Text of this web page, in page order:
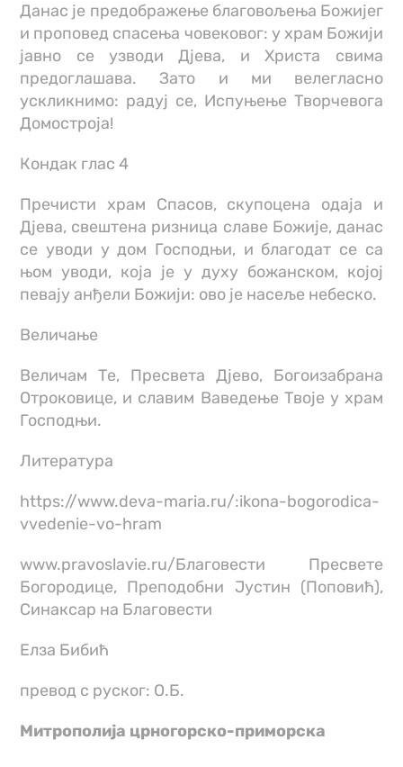
Данас је предображење благовољења Божијег
и проповед спасења човековог: у храм Божији
јавно се узводи Дјева, и Христа свима
предоглашава. Зато и ми велегласно
ускликнимо: радуј се, Испуњење Творчевога
Домостроја!
Кондак глас 4
Пречисти храм Спасов, скупоцена одаја и
Дјева, свештена ризница славе Божије, данас
се уводи у дом Господњи, и благодат се са
њом уводи, која је у духу божанском, којој
певају анђели Божији: ово је насеље небеско.
Величање
Величам Те, Пресвета Дјево, Богоизабрана
Отроковице, и славим Ваведење Твоје у храм
Господњи.
Литература
https://www.deva-maria.ru/:ikona-bogorodica-
vvedenie-vo-hram
www.pravoslavie.ru/Благовести Пресвете
Богородице, Преподобни Јустин (Поповић),
Синаксар на Благовести
Елза Бибић
превод с руског: О.Б.
Митрополијa црногорско-приморскa